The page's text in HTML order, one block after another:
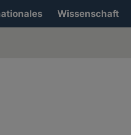
Wissenschaft